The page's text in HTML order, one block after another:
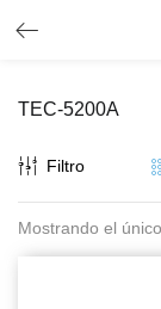
INICIO DE
Introduzca su
Recordar
TEC-5200A
Filtro
Mostrando el